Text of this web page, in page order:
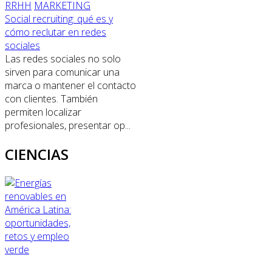
RRHH MARKETING
Social recruiting: qué es y
cómo reclutar en redes
sociales
Las redes sociales no solo
sirven para comunicar una
marca o mantener el contacto
con clientes. También
permiten localizar
profesionales, presentar op...
CIENCIAS